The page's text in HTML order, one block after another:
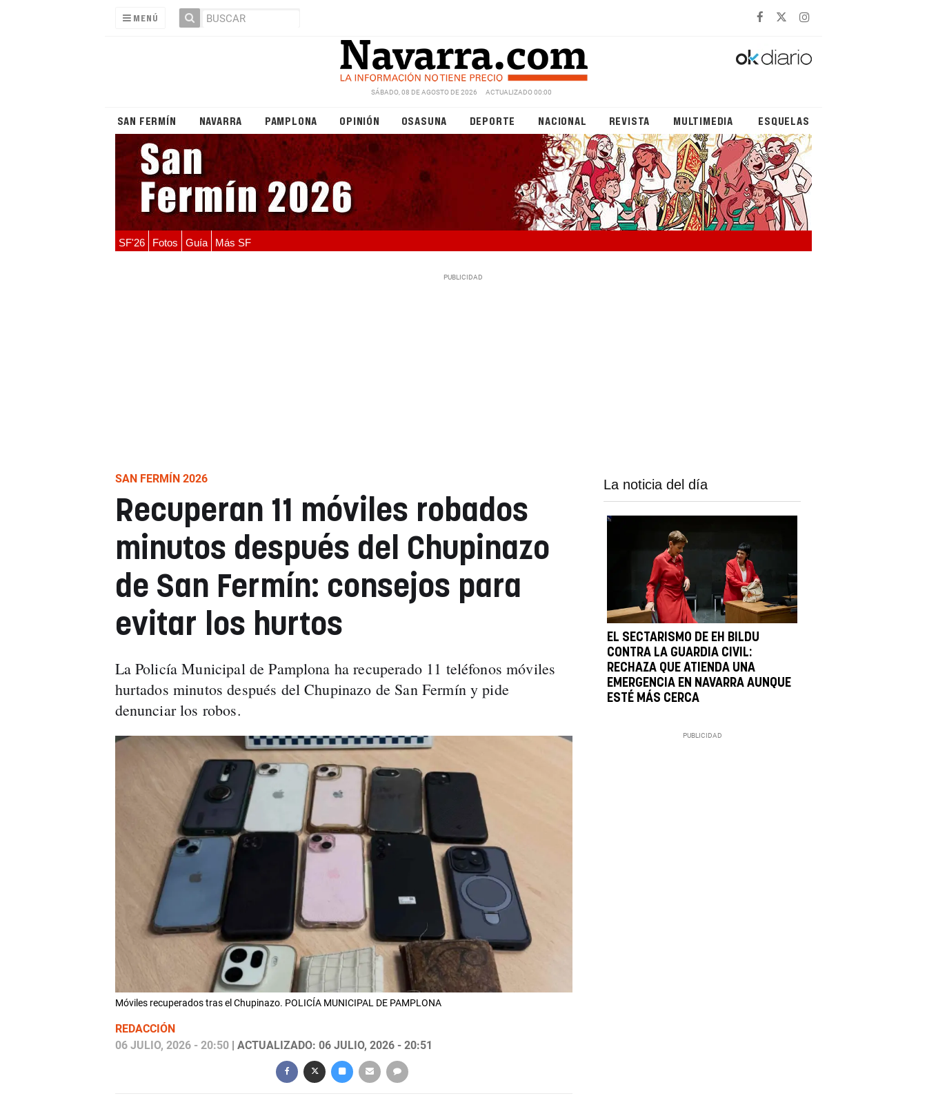
MENÚ
SÁBADO, 08 DE AGOSTO DE 2026 ACTUALIZADO 00:00
SAN FERMÍN NAVARRA PAMPLONA OPINIÓN OSASUNA DEPORTE NACIONAL REVISTA MULTIMEDIA ESQUELAS
SF'26 Fotos Guía Más SF
SAN FERMÍN 2026
Recuperan 11 móviles robados
minutos después del Chupinazo
de San Fermín: consejos para
evitar los hurtos
La Policía Municipal de Pamplona ha recuperado 11 teléfonos móviles
hurtados minutos después del Chupinazo de San Fermín y pide
denunciar los robos.
Móviles recuperados tras el Chupinazo. POLICÍA MUNICIPAL DE PAMPLONA
REDACCIÓN
06 JULIO, 2026 - 20:50| ACTUALIZADO: 06 JULIO, 2026 - 20:51
La noticia del día
EL SECTARISMO DE EH BILDU
CONTRA LA GUARDIA CIVIL:
RECHAZA QUE ATIENDA UNA
EMERGENCIA EN NAVARRA AUNQUE
ESTÉ MÁS CERCA